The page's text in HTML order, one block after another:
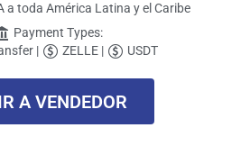
a toda América Latina y el Caribe
Payment Types:
|
ZELLE | USDT
A VENDEDOR